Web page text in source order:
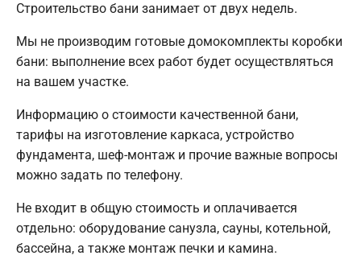
Строительство бани занимает от двух недель.
Мы не производим готовые домокомплекты коробки
бани: выполнение всех работ будет осуществляться
на вашем участке.
Информацию о стоимости качественной бани,
тарифы на изготовление каркаса, устройство
фундамента, шеф-монтаж и прочие важные вопросы
можно задать по телефону.
Не входит в общую стоимость и оплачивается
отдельно: оборудование санузла, сауны, котельной,
бассейна, а также монтаж печки и камина.